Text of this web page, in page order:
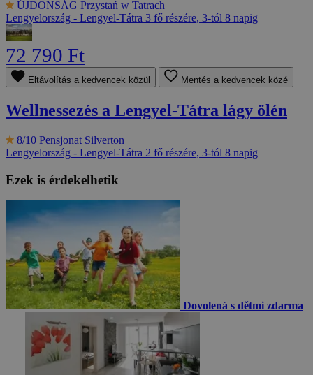
ÚJDONSÁG Przystań w Tatrach
Lengyelország - Lengyel-Tátra 3 fő részére, 3-tól 8 napig
72 790 Ft
Eltávolítás a kedvencek közül Mentés a kedvencek közé
Wellnessezés a Lengyel-Tátra lágy ölén
8/10 Pensjonat Silverton
Lengyelország - Lengyel-Tátra 2 fő részére, 3-tól 8 napig
Ezek is érdekelhetik
Dovolená s dětmi zdarma